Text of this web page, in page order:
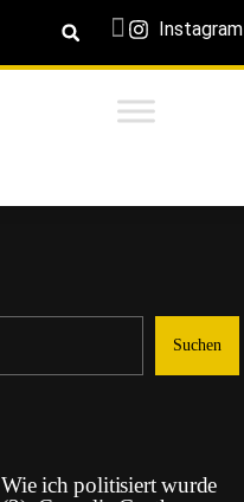
Instagram
Suchen
Wie ich politisiert wurde